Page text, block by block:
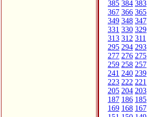
385 384 383
367 366 365
349 348 347
331 330 329
313 312 311
295 294 293
277 276 275
259 258 257
241 240 239
223 222 221
205 204 203
187 186 185
169 168 167